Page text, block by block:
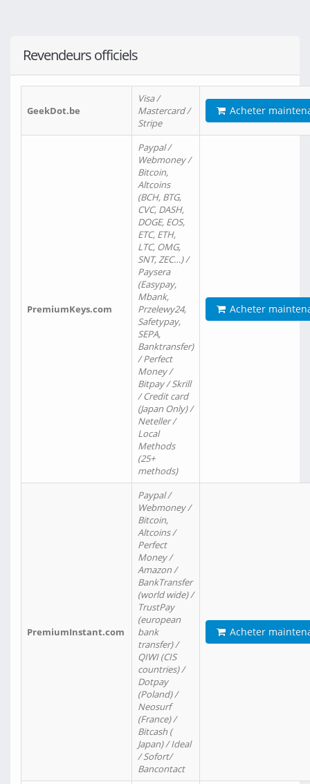
Revendeurs officiels
GeekDot.be
Visa /
Mastercard /
Stripe
Acheter
PremiumKeys.com
Paypal /
Webmoney /
Bitcoin,
Altcoins
(BCH, BTG,
CVC, DASH,
DOGE, EOS,
ETC, ETH,
LTC, OMG,
SNT, ZEC…) /
Paysera
(Easypay,
Mbank,
Przelewy24,
Safetypay,
SEPA,
Banktransfer)
/ Perfect
Money /
Bitpay / Skrill
/ Credit card
(Japan Only) /
Neteller /
Local
Methods
(25+
methods)
Acheter
PremiumInstant.com
Paypal /
Webmoney /
Bitcoin,
Altcoins /
Perfect
Money /
Amazon /
BankTransfer
(world wide) /
TrustPay
(european
bank
transfer) /
QIWI (CIS
countries) /
Dotpay
(Poland) /
Neosurf
(France) /
Bitcash (
Japan) / Ideal
/ Sofort/
Bancontact
Acheter